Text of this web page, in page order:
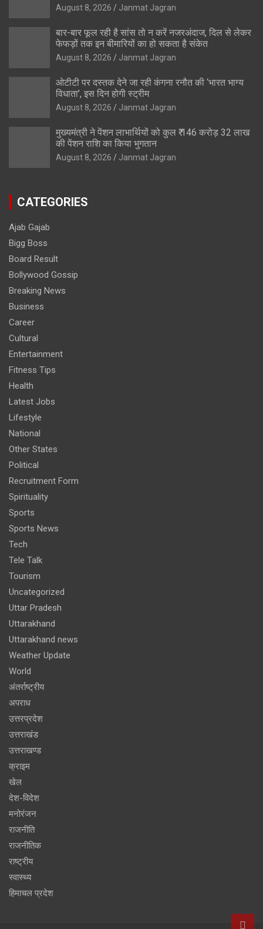
August 8, 2026 Janmat Jagran
बार-बार फूल रही है सांस तो न करें नजरअंदाज, दिल से लेकर
फेफड़ों तक इन बीमारियों का हो सकता है संकेत
August 8, 2026 Janmat Jagran
ओटीटी पर दस्तक देने जा रही कंगना रनौत की ‘भारत भाग्य
विधाता’, इस दिन होगी स्ट्रीम
August 8, 2026 Janmat Jagran
मुख्यमंत्री ने पेंशन लाभार्थियों को कुल ₹ 146 करोड़ 32 लाख
की पेंशन राशि का किया भुगतान
August 8, 2026 Janmat Jagran
CATEGORIES
Ajab Gajab
Bigg Boss
Board Result
Bollywood Gossip
Breaking News
Business
Career
Cultural
Entertainment
Fitness Tips
Health
Latest Jobs
Lifestyle
National
Other States
Political
Recruitment Form
Spirituality
Sports
Sports News
Tech
Tele Talk
Tourism
Uncategorized
Uttar Pradesh
Uttarakhand
Uttarakhand news
Weather Update
World
अंतर्राष्ट्रीय
अपराध
उत्तरप्रदेश
उत्तराखंड
उत्तराखण्ड
क्राइम
खेल
देश-विदेश
मनोरंजन
राजनीति
राजनीतिक
राष्ट्रीय
स्वास्थ्य
हिमाचल प्रदेश